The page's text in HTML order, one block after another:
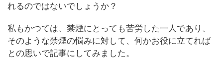
れるのではないでしょうか？
私もかつては、禁煙にとっても苦労した一人であり、
そのような禁煙の悩みに対して、何かお役に立てれば
との思いで記事にしてみました。